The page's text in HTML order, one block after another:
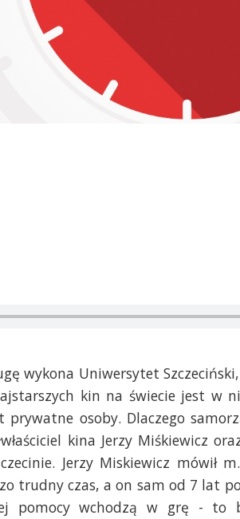
wykona Uniwersytet
kin na świecie jest w
osoby. Dlaczego
kina Jerzy Miśkiewicz
Jerzy Miskiewicz mówił
trudny czas, a on sam od 7 lat
pomocy wchodzą w grę - to